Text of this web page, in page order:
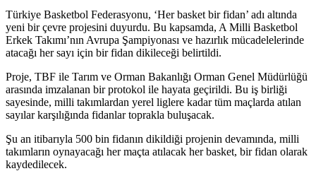
Türkiye Basketbol Federasyonu, ‘Her basket bir fidan’ adı altında
yeni bir çevre projesini duyurdu. Bu kapsamda, A Milli Basketbol
Erkek Takımı’nın Avrupa Şampiyonası ve hazırlık mücadelelerinde
atacağı her sayı için bir fidan dikileceği belirtildi.
Proje, TBF ile Tarım ve Orman Bakanlığı Orman Genel Müdürlüğü
arasında imzalanan bir protokol ile hayata geçirildi. Bu iş birliği
sayesinde, milli takımlardan yerel liglere kadar tüm maçlarda atılan
sayılar karşılığında fidanlar toprakla buluşacak.
Şu an itibarıyla 500 bin fidanın dikildiği projenin devamında, milli
takımların oynayacağı her maçta atılacak her basket, bir fidan olarak
kaydedilecek.